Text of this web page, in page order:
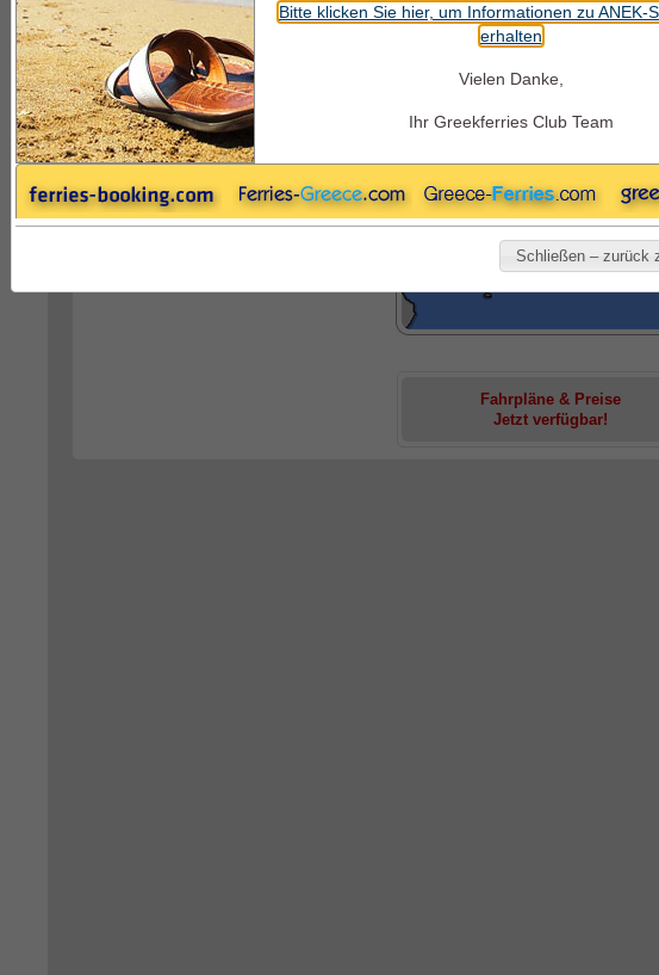
Bari
Patras
Italien
Griechenland
Bari
Igoumenitsa
Italien
Griechenland
Patras
Griechenland
Italien
Griechenland
Italien
Für Preise von Superfast Ferries,
Fahrpläne & Preise
Jetzt verfügbar!
Bitte klicken Sie hier, um Informationen zu ANEK-
erhalten
Vielen Danke,
Ihr Greekferries Club Team
Schließen – zurück